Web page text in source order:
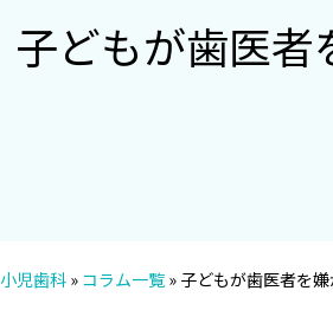
子どもが歯医者
小児歯科 » コラム一覧 » 子どもが歯医者を